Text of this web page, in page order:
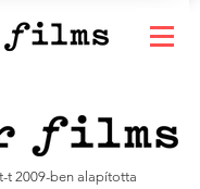
t 2009-ben alapította